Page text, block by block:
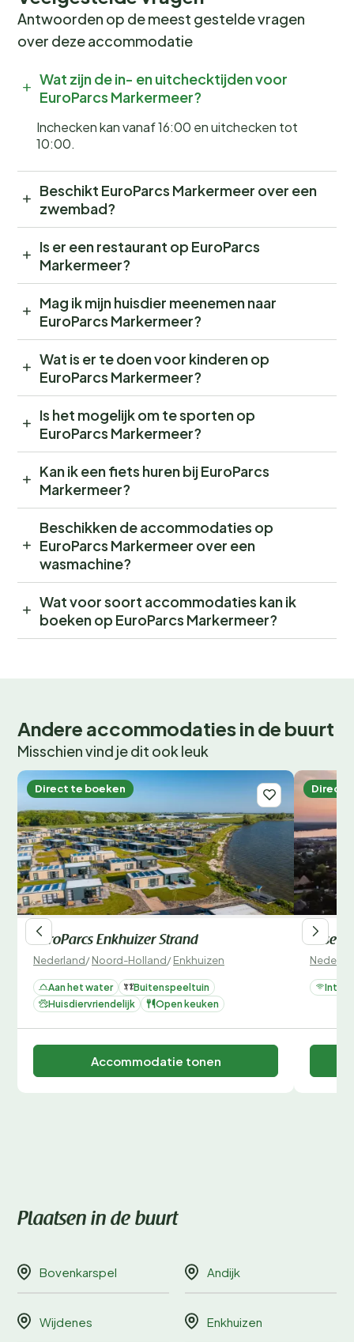
Antwoorden op de meest gestelde vragen
over deze accommodatie
Wat zijn de in- en uitchecktijden voor
EuroParcs Markermeer?
Inchecken kan vanaf 16:00 en uitchecken tot
10:00.
Beschikt EuroParcs Markermeer over een
zwembad?
Is er een restaurant op EuroParcs
Markermeer?
Mag ik mijn huisdier meenemen naar
EuroParcs Markermeer?
Wat is er te doen voor kinderen op
EuroParcs Markermeer?
Is het mogelijk om te sporten op
EuroParcs Markermeer?
Kan ik een fiets huren bij EuroParcs
Markermeer?
Beschikken de accommodaties op
EuroParcs Markermeer over een
wasmachine?
Wat voor soort accommodaties kan ik
boeken op EuroParcs Markermeer?
Andere accommodaties in de buurt
Misschien vind je dit ook leuk
Direct te boeken
EuroParcs Enkhuizer Strand
Nederland/Noord-Holland/Enkhuizen
Aan het water
Buitenspeeltuin
Huisdiervriendelijk
Open keuken
Accommodatie tonen
Direct
Plaatsen in de buurt
Bovenkarspel Andijk
Wijdenes Enkhuizen